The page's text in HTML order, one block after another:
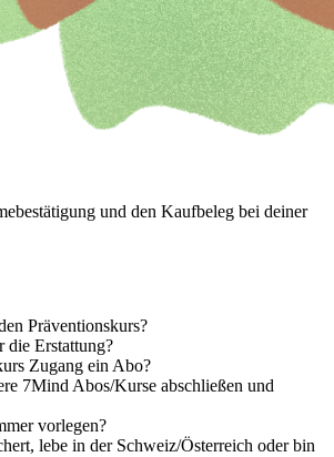
und den Kaufbeleg bei deiner
Präventionskurs?
die Erstattung?
Zugang ein Abo?
7Mind Abos/Kurse abschließen und
vorlegen?
lebe in der Schweiz/Österreich oder bin